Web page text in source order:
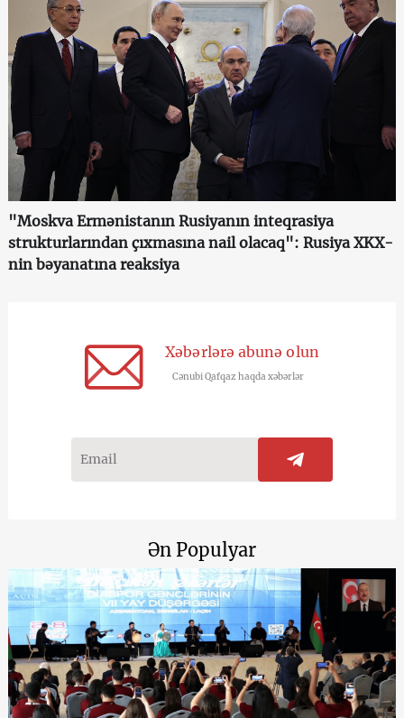
"Moskva Ermənistanın Rusiyanın inteqrasiya
strukturlarından çıxmasına nail olacaq": Rusiya XKX-
nin bəyanatına reaksiya
Xəbərlərə abunə olun
Cənubi Qafqaz haqda xəbərlər
Ən Populyar